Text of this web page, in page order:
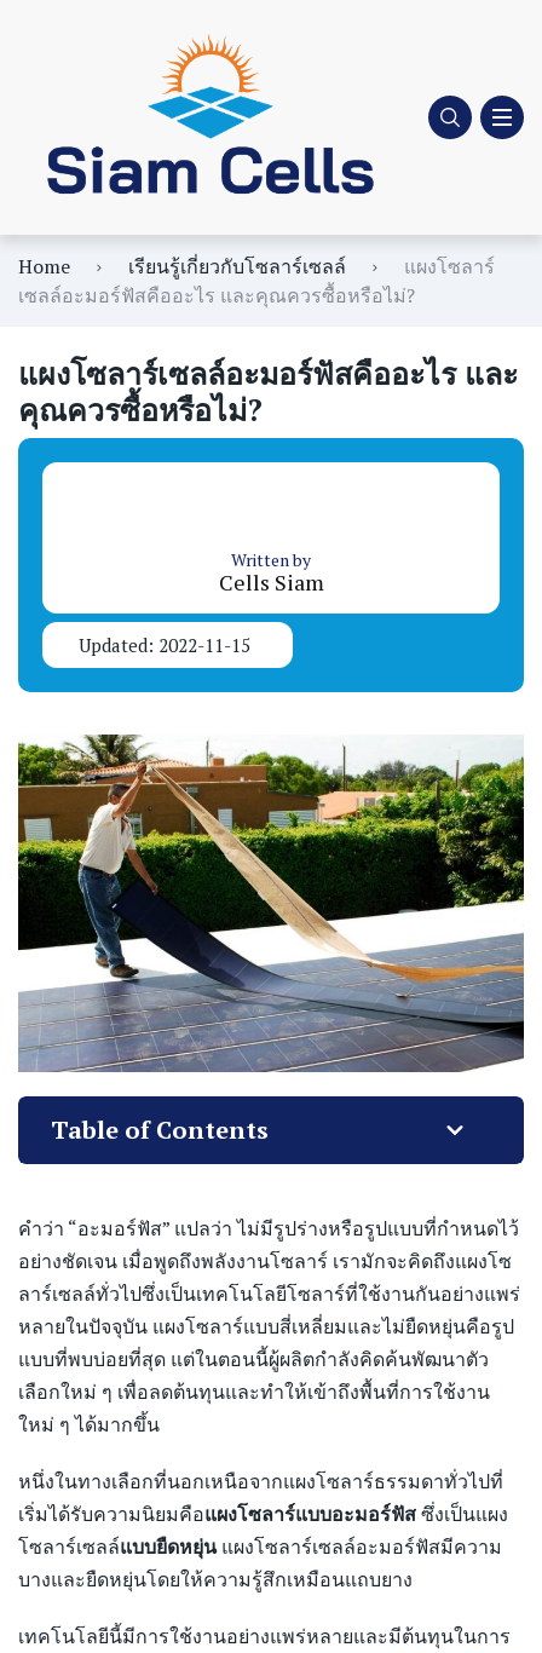
Home เรียนรู้เกี่ยวกับโซลาร์เซลล์
แผงโซลาร์
เซลล์อะมอร์ฟัสคืออะไร และคุณควรซื้อหรือไม่?
แผงโซลาร์เซลล์อะมอร์ฟัสคืออะไร และ
คุณควรซื้อหรือไม่?
Written by
Cells Siam
Updated: 2022-11-15
Table of Contents
คำว่า “อะมอร์ฟัส” แปลว่า ไม่มีรูปร่างหรือรูปแบบที่กำหนดไว้
อย่างชัดเจน เมื่อพูดถึงพลังงานโซลาร์ เรามักจะคิดถึงแผงโซ
ลาร์เซลล์ทั่วไปซึ่งเป็นเทคโนโลยีโซลาร์ที่ใช้งานกันอย่างแพร่
หลายในปัจจุบัน แผงโซลาร์แบบสี่เหลี่ยมและไม่ยืดหยุ่นคือรูป
แบบที่พบบ่อยที่สุด แต่ในตอนนี้ผู้ผลิตกำลังคิดค้นพัฒนาตัว
เลือกใหม่ ๆ เพื่อลดต้นทุนและทำให้เข้าถึงพื้นที่การใช้งาน
ใหม่ ๆ ได้มากขึ้น
หนึ่งในทางเลือกที่นอกเหนือจากแผงโซลาร์ธรรมดาทั่วไปที่
เริ่มได้รับความนิยมคือแผงโซลาร์แบบอะมอร์ฟัสซึ่งเป็นแผง
โซลาร์เซลล์แบบยืดหยุ่นแผงโซลาร์เซลล์อะมอร์ฟัสมีความ
บางและยืดหยุ่นโดยให้ความรู้สึกเหมือนแถบยาง
เทคโนโลยีนี้มีการใช้งานอย่างแพร่หลายและมีต้นทุนในการ